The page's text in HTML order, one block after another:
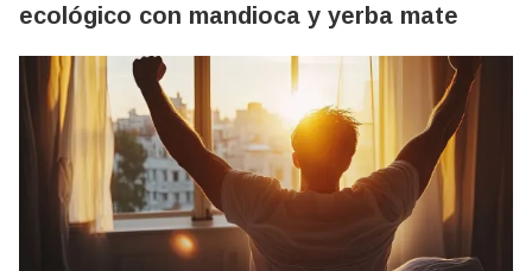
ecológico con mandioca y yerba mate